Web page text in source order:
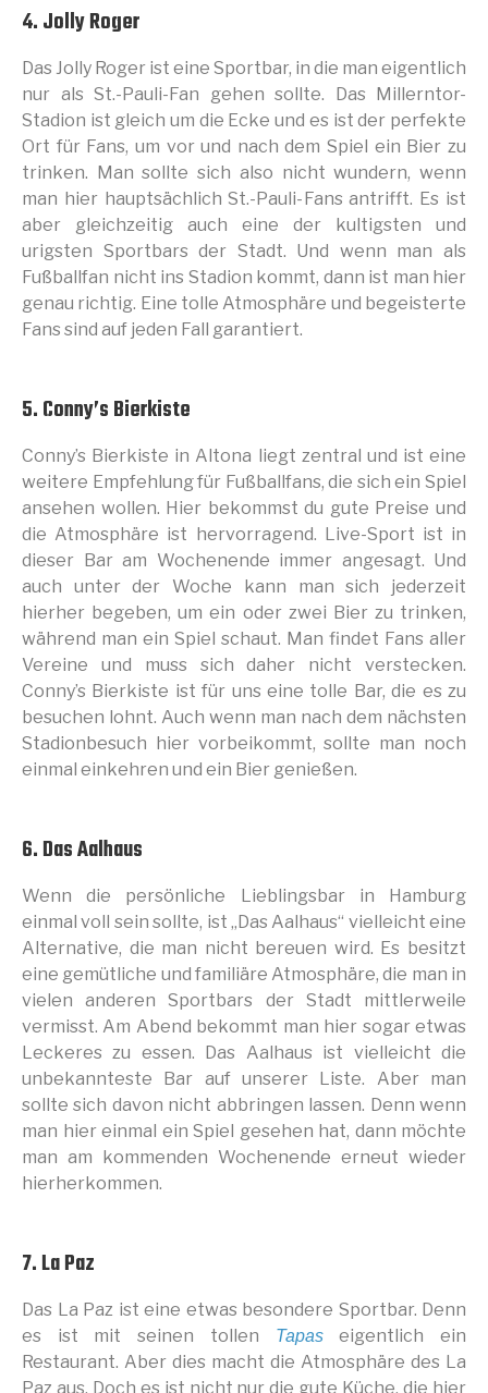
4. Jolly Roger
Das Jolly Roger ist eine Sportbar, in die man eigentlich
nur als St.-Pauli-Fan gehen sollte. Das Millerntor-
Stadion ist gleich um die Ecke und es ist der perfekte
Ort für Fans, um vor und nach dem Spiel ein Bier zu
trinken. Man sollte sich also nicht wundern, wenn
man hier hauptsächlich St.-Pauli-Fans antrifft. Es ist
aber gleichzeitig auch eine der kultigsten und
urigsten Sportbars der Stadt. Und wenn man als
Fußballfan nicht ins Stadion kommt, dann ist man hier
genau richtig. Eine tolle Atmosphäre und begeisterte
Fans sind auf jeden Fall garantiert.
5. Conny’s Bierkiste
Conny’s Bierkiste in Altona liegt zentral und ist eine
weitere Empfehlung für Fußballfans, die sich ein Spiel
ansehen wollen. Hier bekommst du gute Preise und
die Atmosphäre ist hervorragend. Live-Sport ist in
dieser Bar am Wochenende immer angesagt. Und
auch unter der Woche kann man sich jederzeit
hierher begeben, um ein oder zwei Bier zu trinken,
während man ein Spiel schaut. Man findet Fans aller
Vereine und muss sich daher nicht verstecken.
Conny’s Bierkiste ist für uns eine tolle Bar, die es zu
besuchen lohnt. Auch wenn man nach dem nächsten
Stadionbesuch hier vorbeikommt, sollte man noch
einmal einkehren und ein Bier genießen.
6. Das Aalhaus
Wenn die persönliche Lieblingsbar in Hamburg
einmal voll sein sollte, ist „Das Aalhaus“ vielleicht eine
Alternative, die man nicht bereuen wird. Es besitzt
eine gemütliche und familiäre Atmosphäre, die man in
vielen anderen Sportbars der Stadt mittlerweile
vermisst. Am Abend bekommt man hier sogar etwas
Leckeres zu essen. Das Aalhaus ist vielleicht die
unbekannteste Bar auf unserer Liste. Aber man
sollte sich davon nicht abbringen lassen. Denn wenn
man hier einmal ein Spiel gesehen hat, dann möchte
man am kommenden Wochenende erneut wieder
hierherkommen.
7. La Paz
Das La Paz ist eine etwas besondere Sportbar. Denn
es ist mit seinen tollen
Tapaseigentlich ein
Restaurant. Aber dies macht die Atmosphäre des La
Paz aus. Doch es ist nicht nur die gute Küche, die hier